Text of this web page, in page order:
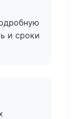
и сроки